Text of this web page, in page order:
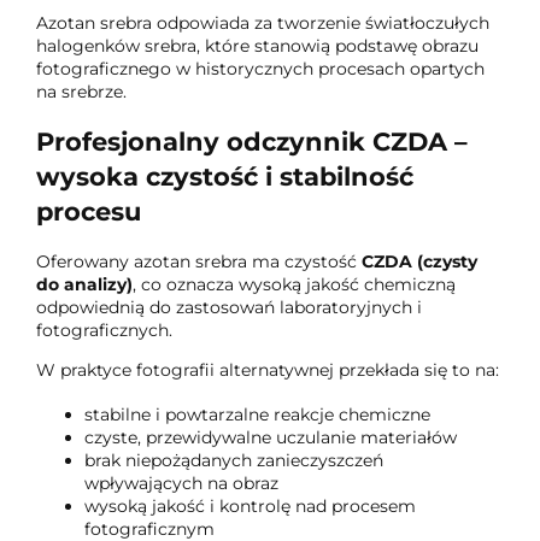
Azotan srebra odpowiada za tworzenie światłoczułych
halogenków srebra, które stanowią podstawę obrazu
fotograficznego w historycznych procesach opartych
na srebrze.
Profesjonalny odczynnik CZDA –
wysoka czystość i stabilność
procesu
Oferowany azotan srebra ma czystość CZDA (czysty
do analizy), co oznacza wysoką jakość chemiczną
odpowiednią do zastosowań laboratoryjnych i
fotograficznych.
W praktyce fotografii alternatywnej przekłada się to na:
stabilne i powtarzalne reakcje chemiczne
czyste, przewidywalne uczulanie materiałów
brak niepożądanych zanieczyszczeń
wpływających na obraz
wysoką jakość i kontrolę nad procesem
fotograficznym